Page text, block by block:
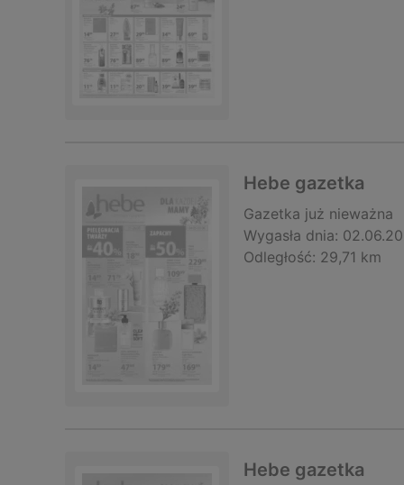
Hebe gazetka
Gazetka już nieważna
Wygasła dnia:
Odległość: 29,71 km
Hebe gazetka